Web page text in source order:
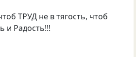
ТРУД не в тягость, чтоб
и Радость!!!